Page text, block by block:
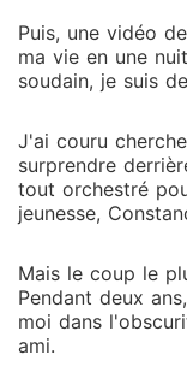
son frère jumeau,
leur jeu malsain,
pendant que
appelé mes
j'allais bien. Ils
de la famille et
Londres. Trahie, utilisée et rejetée par tous ceux en
les lumières de la
fait un serment.
regretteraient
Puis, une vidéo
ma vie en une
soudain, je suis
J'ai couru
surprendre
tout orchestré
jeunesse,
Mais le coup le
Pendant deux
moi dans
ami.